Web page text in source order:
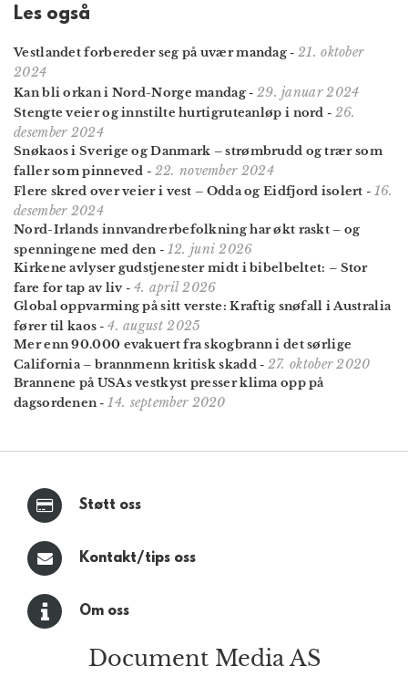
Les også
Vestlandet forbereder seg på uvær mandag - 21. oktober
2024
Kan bli orkan i Nord-Norge mandag- 29. januar 2024
Stengte veier og innstilte hurtigruteanløp i nord - 26.
desember 2024
Snøkaos i Sverige og Danmark – strømbrudd og trær som
faller som pinneved - 22. november 2024
Flere skred over veier i vest – Odda og Eidfjord isolert - 16.
desember 2024
Nord-Irlands innvandrer­befolkning har økt raskt – og
spenningene med den- 12. juni 2026
Kirkene avlyser gudstjenester midt i bibelbeltet: – Stor
fare for tap av liv - 4. april 2026
Global oppvarming på sitt verste: Kraftig snøfall i Australia
fører til kaos -4. august 2025
Mer enn 90.000 evakuert fra skogbrann i det sørlige
California – brannmenn kritisk skadd- 27. oktober 2020
Brannene på USAs vestkyst presser klima opp på
dagsordenen-14. september 2020
Støtt oss
Kontakt/tips oss
Om oss
Document Media AS